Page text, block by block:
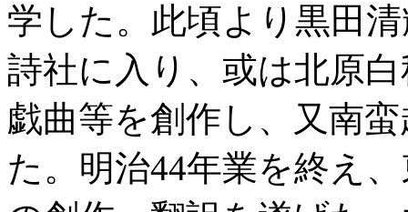
学した。此頃より黒田
詩社に入り、或は北原
戯曲等を創作し、又南
た。明治44年業を終え